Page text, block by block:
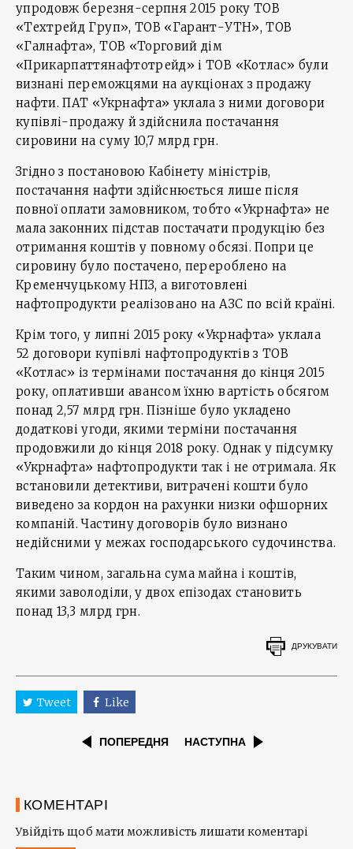
упродовж березня-серпня 2015 року ТОВ
«Техтрейд Груп», ТОВ «Гарант-УТН», ТОВ
«Галнафта», ТОВ «Торговий дім
«Прикарпаттянафтотрейд» і ТОВ «Котлас» були
визнані переможцями на аукціонах з продажу
нафти. ПАТ «Укрнафта» уклала з ними договори
купівлі-продажу й здійснила постачання
сировини на суму 10,7 млрд грн.
Згідно з постановою Кабінету міністрів,
постачання нафти здійснюється лише після
повної оплати замовником, тобто «Укрнафта» не
мала законних підстав постачати продукцію без
отримання коштів у повному обсязі. Попри це
сировину було постачено, перероблено на
Кременчуцькому НПЗ, а виготовлені
нафтопродукти реалізовано на АЗС по всій країні.
Крім того, у липні 2015 року «Укрнафта» уклала
52 договори купівлі нафтопродуктів з ТОВ
«Котлас» із термінами постачання до кінця 2015
року, оплативши авансом їхню вартість обсягом
понад 2,57 млрд грн. Пізніше було укладено
додаткові угоди, якими терміни постачання
продовжили до кінця 2018 року. Однак у підсумку
«Укрнафта» нафтопродукти так і не отримала. Як
встановили детективи, витрачені кошти було
виведено за кордон на рахунки низки офшорних
компаній. Частину договорів було визнано
недійсними у межах господарського судочинства.
Таким чином, загальна сума майна і коштів,
якими заволоділи, у двох епізодах становить
понад 13,3 млрд грн.
ДРУКУВАТИ
Tweet Like
ПОПЕРЕДНЯ НАСТУПНА
КОМЕНТАРІ
Увійдіть щоб мати можливість лишати коментарі